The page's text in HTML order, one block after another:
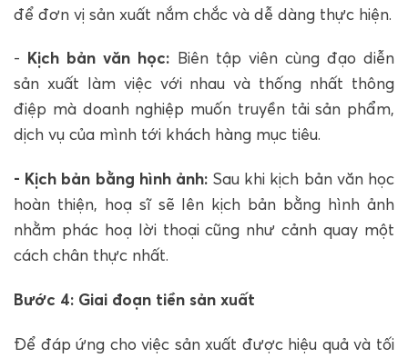
để đơn vị sản xuất nắm chắc và dễ dàng thực hiện.
- Kịch bản văn học: Biên tập viên cùng đạo diễn
sản xuất làm việc với nhau và thống nhất thông
điệp mà doanh nghiệp muốn truyền tải sản phẩm,
dịch vụ của mình tới khách hàng mục tiêu.
- Kịch bản bằng hình ảnh: Sau khi kịch bản văn học
hoàn thiện, hoạ sĩ sẽ lên kịch bản bằng hình ảnh
nhằm phác hoạ lời thoại cũng như cảnh quay một
cách chân thực nhất.
Bước 4: Giai đoạn tiền sản xuất
Để đáp ứng cho việc sản xuất được hiệu quả và tối